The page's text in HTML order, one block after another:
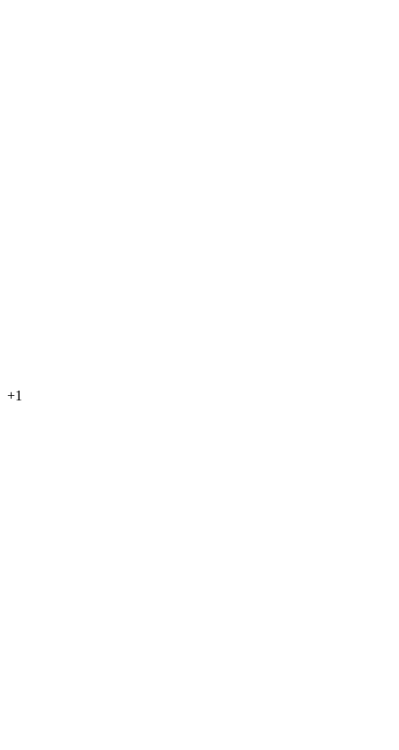
+1